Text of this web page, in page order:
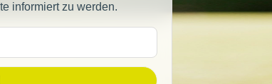
informiert zu werden.